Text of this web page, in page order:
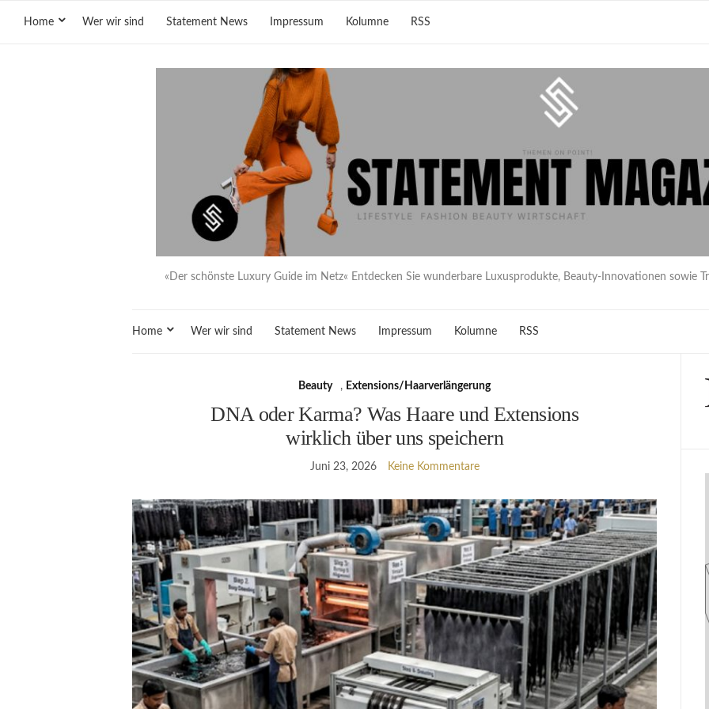
Home Wer wir sind Statement News Impressum Kolumne RSS
«Der schönste Luxury Guide im Netz« Entdecken Sie wunderbare Luxusprodukte, Beauty-Innovationen sowie
Home Wer wir sind Statement News Impressum Kolumne RSS
Beauty , Extensions/Haarverlängerung
DNA oder Karma? Was Haare und Extensions
wirklich über uns speichern
Juni 23, 2026 Keine Kommentare